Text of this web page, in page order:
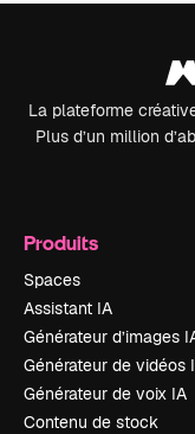
La plateforme
Plus d’un million
Produits
Spaces
Assistant IA
Générateur d’images
Générateur de vidéos
Générateur de voix IA
Contenu de stock